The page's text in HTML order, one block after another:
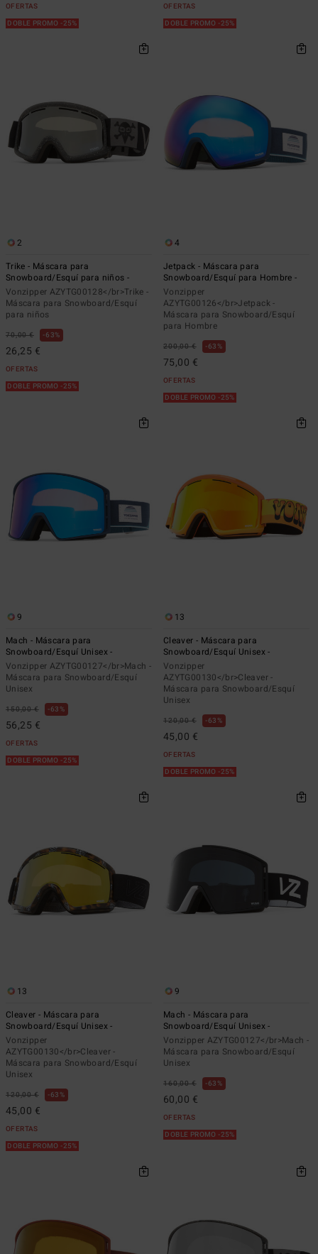
OFERTAS
DOBLE PROMO -25%
OFERTAS
DOBLE PROMO -25%
2
Trike - Máscara para
Snowboard/Esquí para niños -
Vonzipper AZYTG00128</br>Trike -
Máscara para Snowboard/Esquí
para niños
70,00 € 63%
26,25 €
OFERTAS
DOBLE PROMO -25%
4
Jetpack - Máscara para
Snowboard/Esquí para Hombre -
Vonzipper
AZYTG00126</br>Jetpack -
Máscara para Snowboard/Esquí
para Hombre
200,00 € 63%
75,00 €
OFERTAS
DOBLE PROMO -25%
9
Mach - Máscara para
Snowboard/Esquí Unisex -
Vonzipper AZYTG00127</br>Mach -
Máscara para Snowboard/Esquí
Unisex
150,00 € 63%
56,25 €
OFERTAS
DOBLE PROMO -25%
13
Cleaver - Máscara para
Snowboard/Esquí Unisex -
Vonzipper
AZYTG00130</br>Cleaver -
Máscara para Snowboard/Esquí
Unisex
120,00 € 63%
45,00 €
OFERTAS
DOBLE PROMO -25%
13
Cleaver - Máscara para
Snowboard/Esquí Unisex -
Vonzipper
AZYTG00130</br>Cleaver -
Máscara para Snowboard/Esquí
Unisex
120,00 € 63%
45,00 €
OFERTAS
DOBLE PROMO -25%
9
Mach - Máscara para
Snowboard/Esquí Unisex -
Vonzipper AZYTG00127</br>Mach -
Máscara para Snowboard/Esquí
Unisex
160,00 € 63%
60,00 €
OFERTAS
DOBLE PROMO -25%